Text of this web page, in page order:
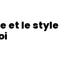
et le style